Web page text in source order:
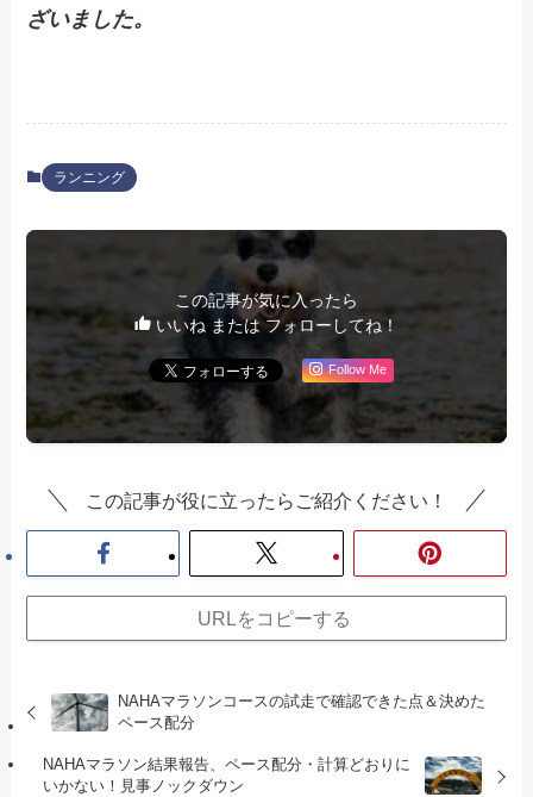
ざいました。
ランニング
この記事が気に入ったら
いいね または フォローしてね！
Follow Me
この記事が役に立ったらご紹介ください！
URLをコピーする
NAHAマラソンコースの試走で確認できた点＆決めた
ペース配分
NAHAマラソン結果報告、ペース配分・計算どおりに
いかない！見事ノックダウン